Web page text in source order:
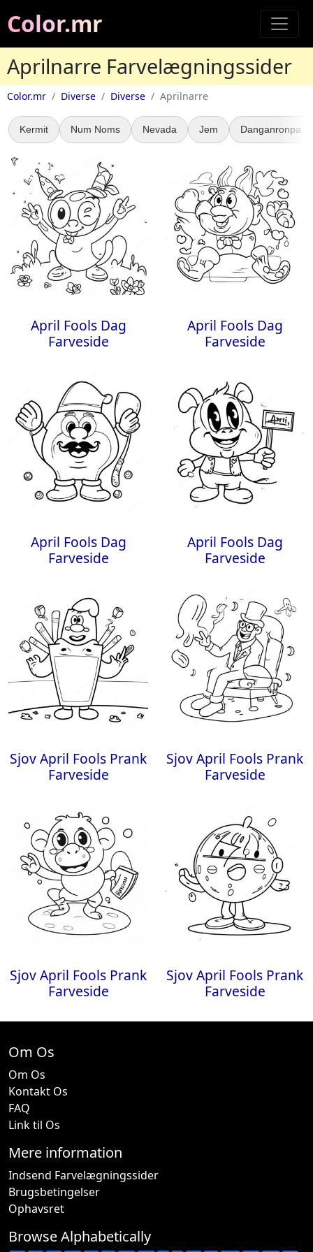
Color.mr
Aprilnarre Farvelægningssider
Color.mr Diverse Diverse Aprilnarre
Kermit Num Noms Nevada Jem Danganronpa
April Fools Dag
Farveside
April Fools Dag
Farveside
April Fools Dag
Farveside
April Fools Dag
Farveside
Sjov April Fools Prank
Farveside
Sjov April Fools Prank
Farveside
Sjov April Fools Prank
Farveside
Sjov April Fools Prank
Farveside
Om Os
Om Os
Kontakt Os
FAQ
Link til Os
Mere information
Indsend Farvelægningssider
Brugsbetingelser
Ophavsret
Browse Alphabetically